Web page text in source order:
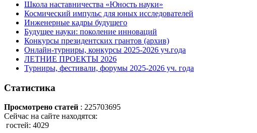
Школа наставничества «Юность науки»
Космический импульс для юных исследователей
Инженерные кадры будущего
Будущее науки: поколение инноваций
Конкурсы президентских грантов (архив)
Онлайн-турниры, конкурсы 2025-2026 уч.года
ЛЕТНИЕ ПРОЕКТЫ 2026
Турниры, фестивали, форумы 2025-2026 уч. года
Статистика
Просмотрено статей : 225703695
Сейчас на сайте находятся:
гостей: 4029